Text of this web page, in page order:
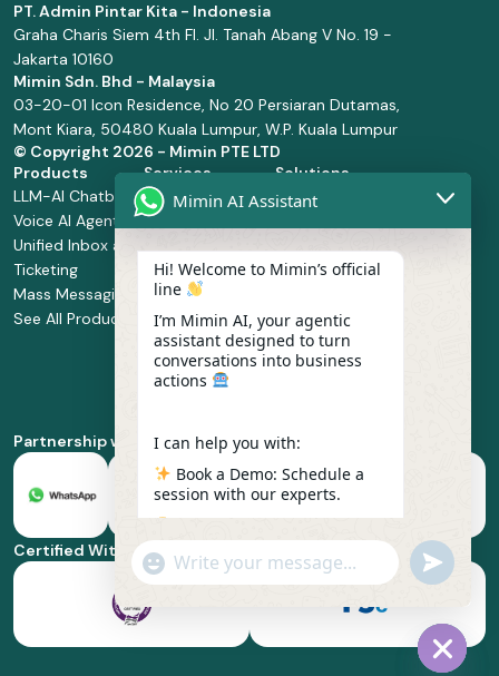
PT. Admin Pintar Kita - Indonesia
Graha Charis Siem 4th Fl. Jl. Tanah Abang V No. 19 -
Jakarta 10160
Mimin Sdn. Bhd - Malaysia
03-20-01 Icon Residence, No 20 Persiaran Dutamas,
Mont Kiara, 50480 Kuala Lumpur, W.P. Kuala Lumpur
© Copyright 2026 - Mimin PTE LTD
Products
LLM-AI Chatbot
Voice AI Agents
Unified Inbox and
Ticketing
Mass Messaging
See All Products
Services
Solution Design
and
Manage Service
Integration
Service
Implementation
Whatsapp
Business Platform
Solutions
Retail and
Health and
Food and
Beverage
Partnership with
Certified With
Mimin AI Assistant
Hi! Welcome to Mimin’s official
line
I’m Mimin AI, your agentic
assistant designed to turn
conversations into business
actions
I can help you with:
Book a Demo: Schedule a
session with our experts.
Pricing & Plans: Find the
best fit for your business
scale.
everything from Omnichannel
to Voice AI.
"+chaty_settings.lang.emoji_picker+"
WhatsApp
undefined